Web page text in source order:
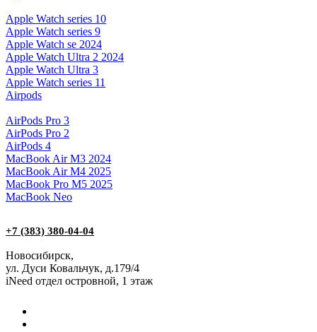
Apple Watch series 10
Apple Watch series 9
Apple Watch se 2024
Apple Watch Ultra 2 2024
Apple Watch Ultra 3
Apple Watch series 11
Airpods
AirPods Pro 3
AirPods Pro 2
AirPods 4
MacBook Air M3 2024
MacBook Air M4 2025
MacBook Pro M5 2025
MacBook Neo
+7 (383) 380-04-04
Новосибирск,
ул. Дуси Ковальчук, д.179/4
iNeed отдел островной, 1 этаж